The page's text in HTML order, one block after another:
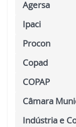
Agersa
Ipaci
Procon
Copad
COPAP
Câmara
Indústria e